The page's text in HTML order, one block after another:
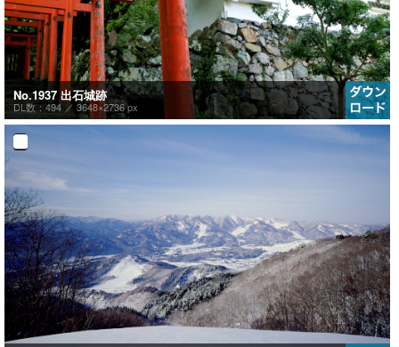
No.1937 出石城跡
DL数：494 ／ 3648×2736 px